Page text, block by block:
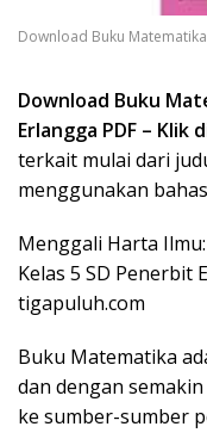
Download Buku Matematika
Download Buku
Erlangga PDF – Klik
terkait mulai dari
menggunakan
Menggali Harta
Kelas 5 SD Penerbit
tigapuluh.com
Buku Matematika
dan dengan
ke sumber-sumber